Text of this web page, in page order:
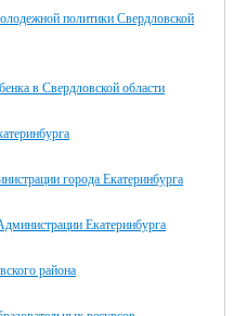
политики Свердловской
в Свердловской области
города Екатеринбурга
Екатеринбурга
района